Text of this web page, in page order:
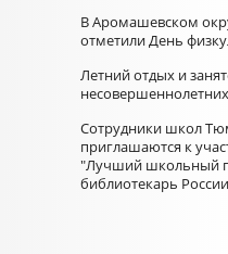
В Аромашевском
отметили День
Летний отдых и
несовершеннолетних
Сотрудники школ
приглашаются к
"Лучший школьный
библиотекарь